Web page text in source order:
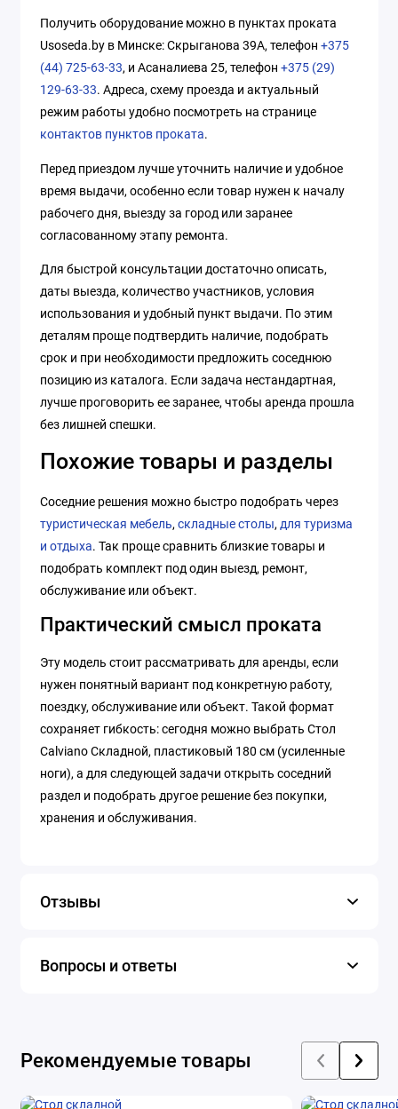
Получить оборудование можно в пунктах проката
Usoseda.by в Минске: Скрыганова 39А, телефон +375
(44) 725-63-33, и Асаналиева 25, телефон +375 (29)
129-63-33. Адреса, схему проезда и актуальный
режим работы удобно посмотреть на странице
контактов пунктов проката.
Перед приездом лучше уточнить наличие и удобное
время выдачи, особенно если товар нужен к началу
рабочего дня, выезду за город или заранее
согласованному этапу ремонта.
Для быстрой консультации достаточно описать,
даты выезда, количество участников, условия
использования и удобный пункт выдачи. По этим
деталям проще подтвердить наличие, подобрать
срок и при необходимости предложить соседнюю
позицию из каталога. Если задача нестандартная,
лучше проговорить ее заранее, чтобы аренда прошла
без лишней спешки.
Похожие товары и разделы
Соседние решения можно быстро подобрать через
туристическая мебель, складные столы, для туризма
и отдыха. Так проще сравнить близкие товары и
подобрать комплект под один выезд, ремонт,
обслуживание или объект.
Практический смысл проката
Эту модель стоит рассматривать для аренды, если
нужен понятный вариант под конкретную работу,
поездку, обслуживание или объект. Такой формат
сохраняет гибкость: сегодня можно выбрать Стол
Calviano Складной, пластиковый 180 см (усиленные
ноги), а для следующей задачи открыть соседний
раздел и подобрать другое решение без покупки,
хранения и обслуживания.
Отзывы
Вопросы и ответы
Рекомендуемые товары